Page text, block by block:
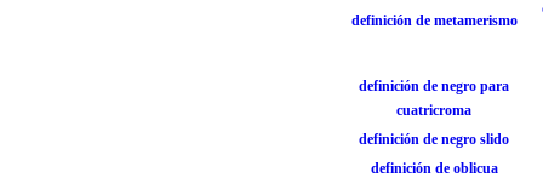
definición de metamerismo
definición de negro para
cuatricroma
definición de negro slido
definición de oblicua